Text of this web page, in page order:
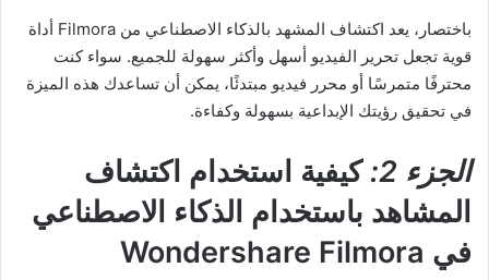
باختصار، يعد اكتشاف المشهد بالذكاء الاصطناعي من Filmora أداة
قوية تجعل تحرير الفيديو أسهل وأكثر سهولة للجميع. سواء كنت
محترفًا متمرسًا أو محرر فيديو مبتدئًا، يمكن أن تساعدك هذه الميزة
في تحقيق رؤيتك الإبداعية بسهولة وكفاءة.
الجزء 2:
كيفية استخدام اكتشاف
المشاهد باستخدام الذكاء الاصطناعي
في Wondershare Filmora